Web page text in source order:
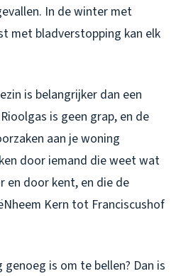
In de winter met
met bladverstopping kan elk
is belangrijker dan een
is geen grap, en de
aan je woning
door iemand die weet wat
en door kent, en die de
Kern tot Franciscushof
is om te bellen? Dan is